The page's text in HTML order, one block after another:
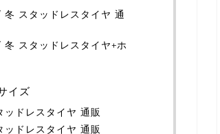
スタッドレスタイヤ 通
スタッドレスタイヤ+ホ
イズ
ッドレスタイヤ 通販
ッドレスタイヤ 通販